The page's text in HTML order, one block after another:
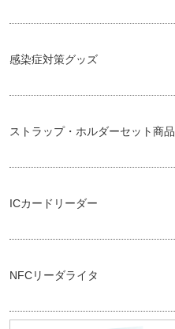
感染症対策グッズ
ストラップ・ホルダーセット商品
ICカードリーダー
NFCリーダライタ